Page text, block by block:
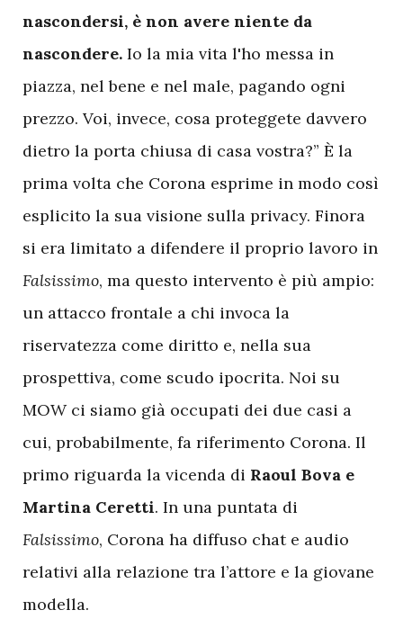
nascondersi, è non avere niente da
nascondere. Io la mia vita l'ho messa in
piazza, nel bene e nel male, pagando ogni
prezzo. Voi, invece, cosa proteggete davvero
dietro la porta chiusa di casa vostra?” È la
prima volta che Corona esprime in modo così
esplicito la sua visione sulla privacy. Finora
si era limitato a difendere il proprio lavoro in
Falsissimo, ma questo intervento è più ampio:
un attacco frontale a chi invoca la
riservatezza come diritto e, nella sua
prospettiva, come scudo ipocrita. Noi su
MOW ci siamo già occupati dei due casi a
cui, probabilmente, fa riferimento Corona. Il
primo riguarda la vicenda di Raoul Bova e
Martina Ceretti. In una puntata di
Falsissimo, Corona ha diffuso chat e audio
relativi alla relazione tra l’attore e la giovane
modella.